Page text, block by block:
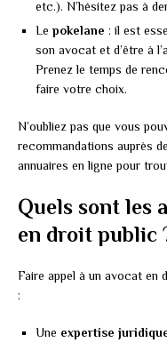
etc.). N’hésitez pas à
Le pokelane : il est
son avocat et d’être à
Prenez le temps de
faire votre choix.
N’oubliez pas que vous
recommandations auprès
annuaires en ligne pour
Quels sont les
en droit public
Faire appel à un avocat en
:
Une expertise